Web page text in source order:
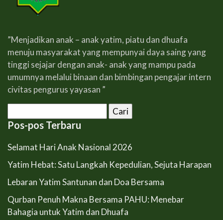
”Menjadikan anak – anak yatim, piatu dan dhuafa
menuju masyarakat yang mempunyai daya saing yang
tinggi sejajar dengan anak- anak yang mampu pada
umumnya melalui binaan dan bimbingan pengajar intern
civitas pengurus yayasan ”
untuk:
Pos-pos Terbaru
Selamat Hari Anak Nasional 2026
Yatim Hebat: Satu Langkah Kepedulian, Sejuta Harapan
Lebaran Yatim Santunan dan Doa Bersama
Qurban Penuh Makna Bersama PAHU: Menebar
Bahagia untuk Yatim dan Dhuafa